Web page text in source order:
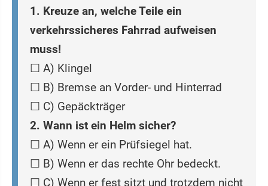
1. Kreuze an, welche Teile ein
verkehrssicheres Fahrrad aufweisen
muss!
☐ A) Klingel
☐ B) Bremse an Vorder- und Hinterrad
☐ C) Gepäckträger
2. Wann ist ein Helm sicher?
☐ A) Wenn er ein Prüfsiegel hat.
☐ B) Wenn er das rechte Ohr bedeckt.
☐ C) Wenn er fest sitzt und trotzdem nicht